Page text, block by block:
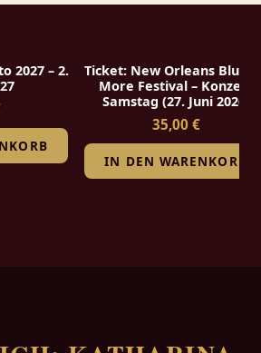
2027 – 2.
Ticket: New Orleans Blues
More Festival – Konzert
Samstag (27. Juni 2026)
35,00 €
IN DEN WARENKORB